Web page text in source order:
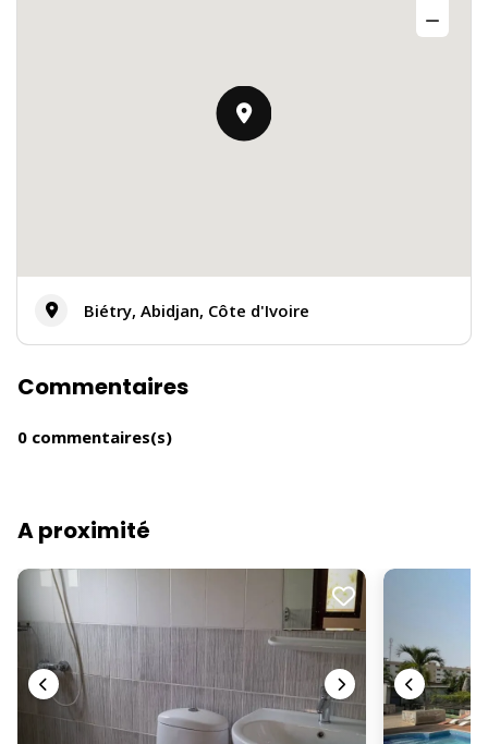
Biétry, Abidjan, Côte d'Ivoire
Commentaires
0 commentaires(s)
A proximité